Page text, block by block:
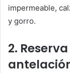
impermeable,
y gorro.
2.